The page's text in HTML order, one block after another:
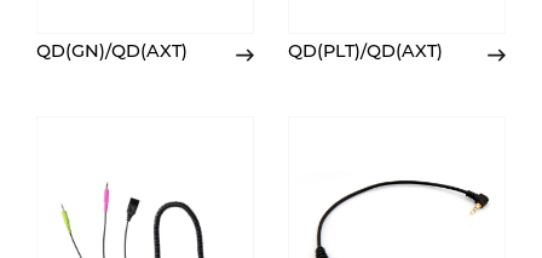
QD(GN)/QD(AXT) QD(PLT)/QD(AXT)